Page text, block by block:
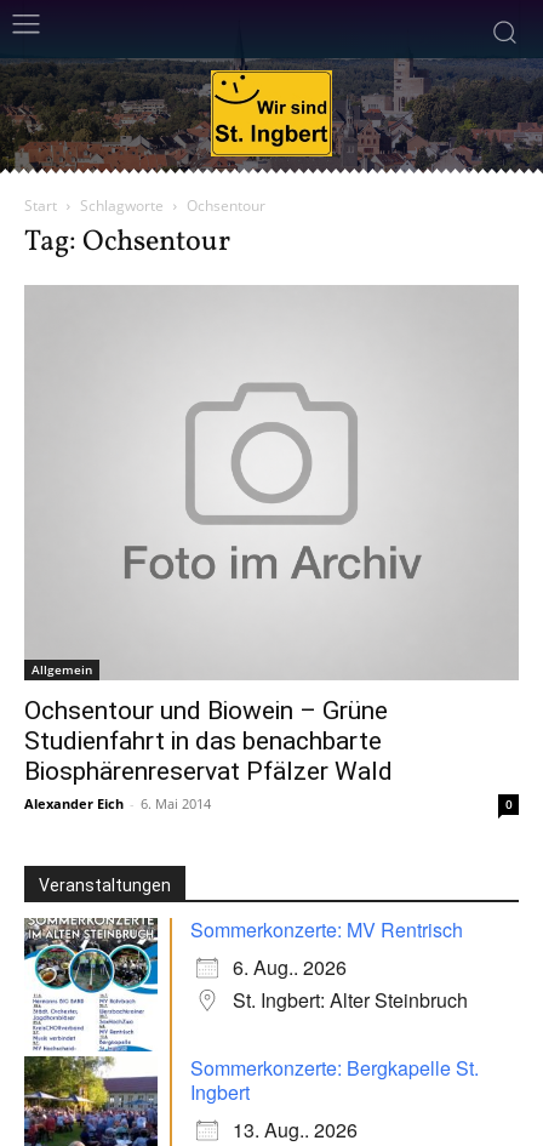
Start Schlagworte Ochsentour
Tag: Ochsentour
Allgemein
Ochsentour und Biowein – Grüne
Studienfahrt in das benachbarte
Biosphärenreservat Pfälzer Wald
Alexander Eich - 6. Mai 2014 0
Veranstaltungen
Sommerkonzerte: MV Rentrisch
6. Aug.. 2026
St. Ingbert: Alter Steinbruch
Sommerkonzerte: Bergkapelle St.
Ingbert
13. Aug.. 2026